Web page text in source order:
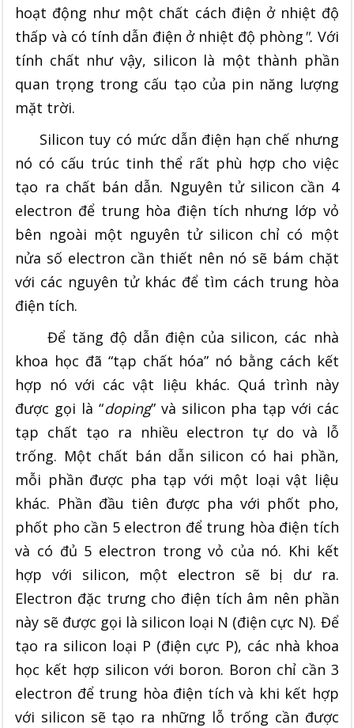
hoạt động như một chất cách điện ở nhiệt độ
thấp và có tính dẫn điện ở nhiệt độ phòng". Với
tính chất như vậy, silicon là một thành phần
quan trọng trong cấu tạo của pin năng lượng
mặt trời.
Silicon tuy có mức dẫn điện hạn chế nhưng
nó có cấu trúc tinh thể rất phù hợp cho việc
tạo ra chất bán dẫn. Nguyên tử silicon cần 4
electron để trung hòa điện tích nhưng lớp vỏ
bên ngoài một nguyên tử silicon chỉ có một
nửa số electron cần thiết nên nó sẽ bám chặt
với các nguyên tử khác để tìm cách trung hòa
điện tích.
Để tăng độ dẫn điện của silicon, các nhà
khoa học đã “tạp chất hóa” nó bằng cách kết
hợp nó với các vật liệu khác. Quá trình này
được gọi là “doping” và silicon pha tạp với các
tạp chất tạo ra nhiều electron tự do và lỗ
trống. Một chất bán dẫn silicon có hai phần,
mỗi phần được pha tạp với một loại vật liệu
khác. Phần đầu tiên được pha với phốt pho,
phốt pho cần 5 electron để trung hòa điện tích
và có đủ 5 electron trong vỏ của nó. Khi kết
hợp với silicon, một electron sẽ bị dư ra.
Electron đặc trưng cho điện tích âm nên phần
này sẽ được gọi là silicon loại N (điện cực N). Để
tạo ra silicon loại P (điện cực P), các nhà khoa
học kết hợp silicon với boron. Boron chỉ cần 3
electron để trung hòa điện tích và khi kết hợp
với silicon sẽ tạo ra những lỗ trống cần được